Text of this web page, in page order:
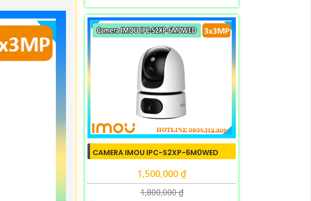
CAMERA IMOU IPC-S2XP-6M0WED
1,500,000 ₫
1,800,000 ₫